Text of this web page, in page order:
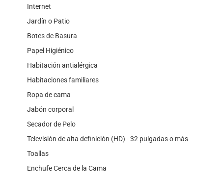
Internet
Jardín o Patio
Botes de Basura
Papel Higiénico
Habitación antialérgica
Habitaciones familiares
Ropa de cama
Jabón corporal
Secador de Pelo
Televisión de alta definición (HD) - 32 pulgadas o más
Toallas
Enchufe Cerca de la Cama